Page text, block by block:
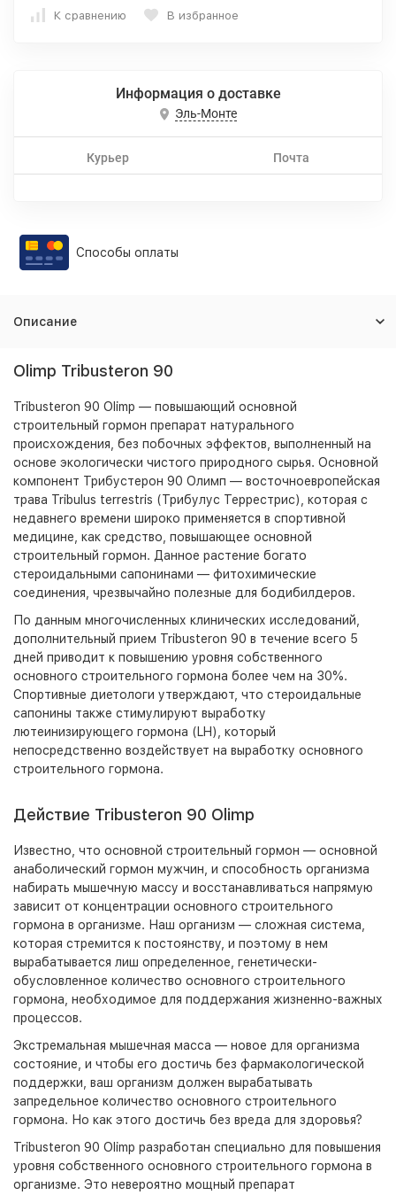
К сравнению В избранное
Информация о доставке
Эль-Монте
Курьер Почта
Способы оплаты
Описание
Olimp Tribusteron 90
Tribusteron 90 Olimp — повышающий основной
строительный гормон препарат натурального
происхождения, без побочных эффектов, выполненный на
основе экологически чистого природного сырья. Основной
компонент Трибустерон 90 Олимп — восточноевропейская
трава Tribulus terrestris (Трибулус Террестрис), которая с
недавнего времени широко применяется в спортивной
медицине, как средство, повышающее основной
строительный гормон. Данное растение богато
стероидальными сапонинами — фитохимические
соединения, чрезвычайно полезные для бодибилдеров.
По данным многочисленных клинических исследований,
дополнительный прием Tribusteron 90 в течение всего 5
дней приводит к повышению уровня собственного
основного строительного гормона более чем на 30%.
Спортивные диетологи утверждают, что стероидальные
сапонины также стимулируют выработку
лютеинизирующего гормона (LH), который
непосредственно воздействует на выработку основного
строительного гормона.
Действие Tribusteron 90 Olimp
Известно, что основной строительный гормон — основной
анаболический гормон мужчин, и способность организма
набирать мышечную массу и восстанавливаться напрямую
зависит от концентрации основного строительного
гормона в организме. Наш организм — сложная система,
которая стремится к постоянству, и поэтому в нем
вырабатывается лиш определенное, генетически-
обусловленное количество основного строительного
гормона, необходимое для поддержания жизненно-важных
процессов.
Экстремальная мышечная масса — новое для организма
состояние, и чтобы его достичь без фармакологической
поддержки, ваш организм должен вырабатывать
запредельное количество основного строительного
гормона. Но как этого достичь без вреда для здоровья?
Tribusteron 90 Olimp разработан специально для повышения
уровня собственного основного строительного гормона в
организме. Это невероятно мощный препарат